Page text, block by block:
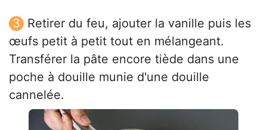
Retirer du feu, ajouter la vanille puis les
œufs petit à petit tout en mélangeant.
Transférer la pâte encore tiède dans une
poche à douille munie d'une douille
cannelée.